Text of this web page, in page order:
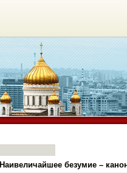
Наивеличайшее безумие –